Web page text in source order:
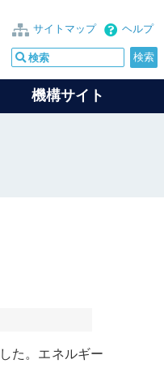
ヘルプ
サイトマップ
機構サイト
た。エネルギー